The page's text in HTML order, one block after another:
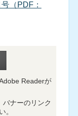
（PDF：
Readerが
ナーのリンク
。